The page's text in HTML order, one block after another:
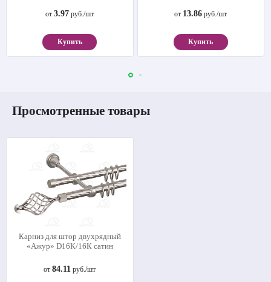
от3.97 руб./шт
Купить
от 13.86 руб./шт
Купить
Просмотренные товары
Карниз для штор двухрядный
«Ажур» D16К/16К сатин
от84.11 руб./шт